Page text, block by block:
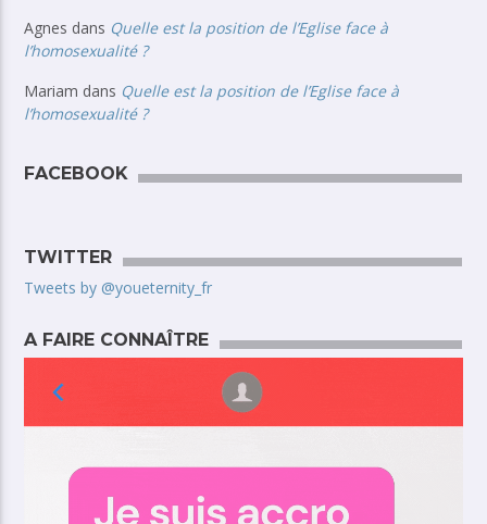
Agnes dans Quelle est la position de l’Eglise face à
l’homosexualité ?
Mariam dans Quelle est la position de l’Eglise face à
l’homosexualité ?
FACEBOOK
TWITTER
Tweets by @youeternity_fr
A FAIRE CONNAÎTRE